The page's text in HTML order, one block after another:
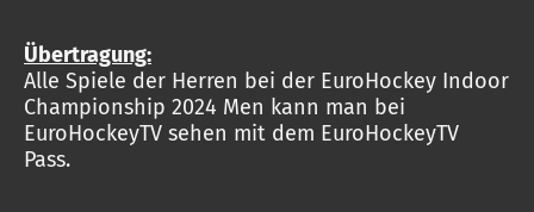
Übertragung:
Alle Spiele der Herren bei der EuroHockey Indoor
Championship 2024 Men kann man bei
EuroHockeyTV sehen mit dem EuroHockeyTV
Pass.